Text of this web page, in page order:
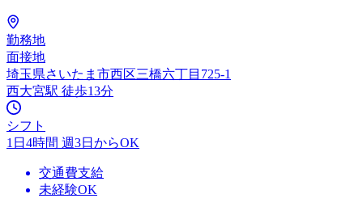
勤務地
面接地
埼玉県さいたま市西区三橋六丁目725-1
西大宮駅 徒歩13分
シフト
1日4時間 週3日からOK
交通費支給
未経験OK